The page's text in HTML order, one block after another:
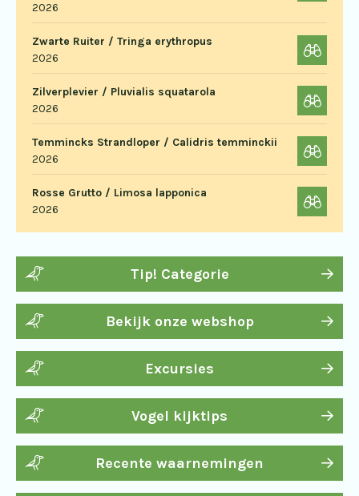
2026
Zwarte Ruiter / Tringa erythropus
2026
Zilverplevier / Pluvialis squatarola
2026
Temmincks Strandloper / Calidris temminckii
2026
Rosse Grutto / Limosa lapponica
2026
Tip! Categorie
Bekijk onze webshop
Excursies
Vogel kijktips
Recente waarnemingen